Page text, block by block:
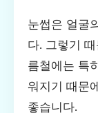
눈썹은 얼굴
다. 그렇기
름철에는 특
워지기 때문
좋습니다.